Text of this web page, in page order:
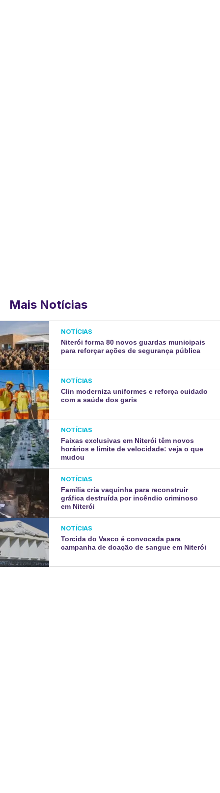
Mais Notícias
NOTÍCIAS
Niterói forma 80 novos guardas municipais
para reforçar ações de segurança pública
NOTÍCIAS
Clin moderniza uniformes e reforça cuidado
com a saúde dos garis
NOTÍCIAS
Faixas exclusivas em Niterói têm novos
horários e limite de velocidade: veja o que
mudou
NOTÍCIAS
Família cria vaquinha para reconstruir
gráfica destruída por incêndio criminoso
em Niterói
NOTÍCIAS
Torcida do Vasco é convocada para
campanha de doação de sangue em Niterói